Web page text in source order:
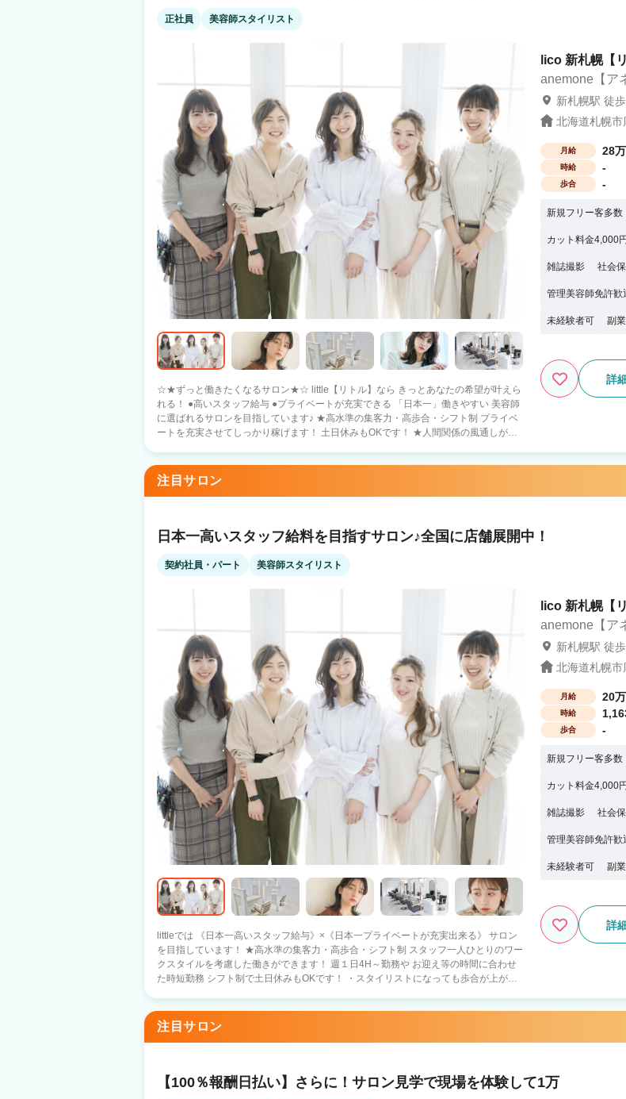
正社員 美容師スタイリスト
☆★ずっと働きたくなるサロン★☆ little【リトル】なら きっとあなたの希望が叶えら
れる！ ●高いスタッフ給与 ●プライベートが充実できる 「日本一」働きやすい 美容師
に選ばれるサロンを目指しています♪ ★高水準の集客力・高歩合・シフト制 プライベ
ートを充実させてしっかり稼げます！ 土日休みもOKです！ ★人間関係の風通しがよ
備 銀行借入などの資金調達 エリア新規出店 物件探し、内装外装のサポート 好条件の
材料仕入れ 集客・求人 給料計算・事務の援助 スタッフマネジメント 経営サポート 〇
美容師さんの 入社１カ月後の声を集めました♪ 『応募のきっかけ』 ・前職の先輩の紹
介（26歳女性） ・自由シフト（31歳女性） ・全国90店舗以上の安定経営（30歳男
性） 『見学・面接のときの印象は？』 ・給与や人間関係など、個人の悩みを解消でき
る点を解説してくれて優しかった（24歳女性） ・見学で一緒に働く人やサロンの雰囲
気を確認できてよかった（25歳女性） 複数店舗の見学なども実施しております！ まず
lico 新札幌【
anemone【ア
新札幌駅 徒
北海道札幌
月給 28
時給 -
歩合 -
新規フリー客多数
カット料金4,000
雑誌撮影 社会
管理美容師免許歓
未経験者可 副
詳
注目サロン
日本一高いスタッフ給料を目指すサロン♪全国に店舗展開中！
契約社員・パート 美容師スタイリスト
littleでは 《日本一高いスタッフ給与》×《日本一プライベートが充実出来る》 サロン
を目指しています！ ★高水準の集客力・高歩合・シフト制 スタッフ一人ひとりのワー
クスタイルを考慮した働きができます！ 週１日4H～勤務や お迎え等の時間に合わせ
た時短勤務 シフト制で土日休みもOKです！ ・スタイリストになっても歩合が上がら
用しているため、 売上が伸ばしやすい環境です！ プライベートを充実させてしっかり
稼いでくださいね！ ★人間関係の風通しがよくスタッフが成長できる社風 在籍スタッ
9000円 〇Jrスタイリスト・30歳以上の方も歓迎！ 〇ママパパ美容師も多数活躍中！
＼＼ 入社１ヵ月スタッフの声 ／／ littleを選んだ美容師さんの 入社１カ月後の声を
lico 新札幌【
anemone【ア
新札幌駅 徒
北海道札幌
月給 20
時給
歩合 -
新規フリー客多数
カット料金4,000
雑誌撮影 社会
管理美容師免許歓
未経験者可 副
詳
注目サロン
【100％報酬日払い】さらに！サロン見学で現場を体験して1万